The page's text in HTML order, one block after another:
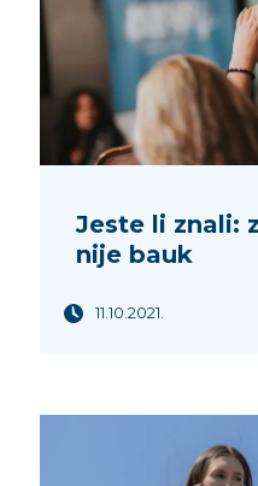
Jeste li znali:
nije bauk
11.10.2021.